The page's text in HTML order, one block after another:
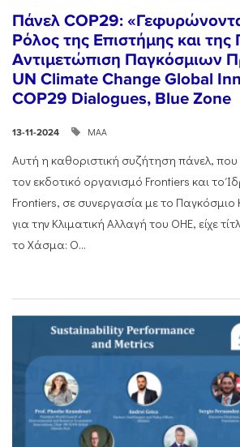
Πάνελ COP29:
Ρόλος της Επιστήμης και της
Αντιμετώπιση Παγκόσμιων
UN Climate Change Global
COP29 Dialogues, Blue Zone
13-11-2024 ΜΑΑ
Αυτή η καθοριστική συζήτηση πάνελ,
τον εκδοτικό οργανισμό Frontiers και το
Frontiers, σε συνεργασία με το Παγκόσμιο
για την Κλιματική Αλλαγή του ΟΗΕ, είχε
το Χάσμα: Ο...